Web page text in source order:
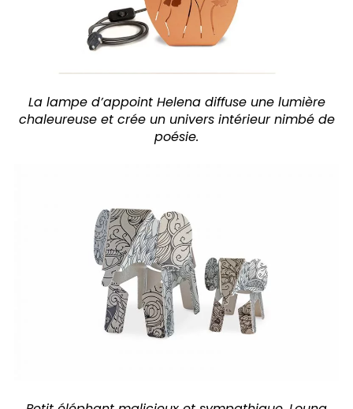
La lampe d’appoint Helena diffuse une lumière
chaleureuse et crée un univers intérieur nimbé de
poésie.